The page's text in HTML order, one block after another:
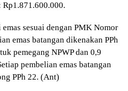
Rp1.871.600.000.
sesuai dengan PMK Nomor
emas batangan dikenakan PPh
pemegang NPWP dan 0,9
pembelian emas batangan
PPh 22. (Ant)